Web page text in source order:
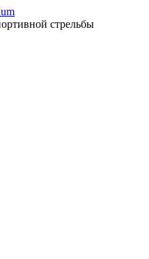
стрельбы